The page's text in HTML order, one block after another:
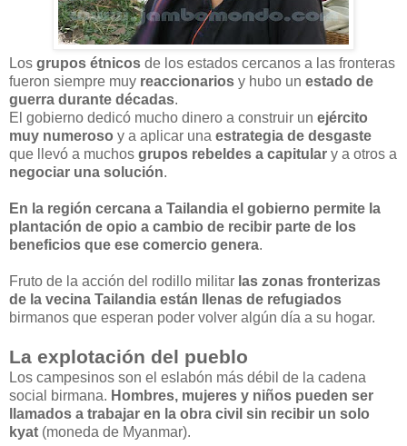
Los grupos étnicos de los estados cercanos a las fronteras
fueron siempre muy reaccionarios y hubo un estado de
guerra durante décadas.
El gobierno dedicó mucho dinero a construir un ejército
muy numeroso y a aplicar una estrategia de desgaste
que llevó a muchos grupos rebeldes a capitular y a otros a
negociar una solución.
En la región cercana a Tailandia el gobierno permite la
plantación de opio a cambio de recibir parte de los
beneficios que ese comercio genera.
Fruto de la acción del rodillo militar las zonas fronterizas
de la vecina Tailandia están llenas de refugiados
birmanos que esperan poder volver algún día a su hogar.
La explotación del pueblo
Los campesinos son el eslabón más débil de la cadena
social birmana. Hombres, mujeres y niños pueden ser
llamados a trabajar en la obra civil sin recibir un solo
kyat (moneda de Myanmar).